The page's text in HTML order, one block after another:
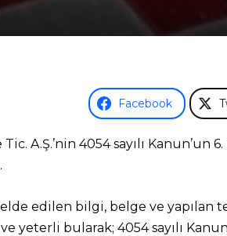
Facebook
Tic. A.Ş.’nin 4054 sayılı
edilen bilgi, belge ve yapılan
yeterli bularak; 4054 sayılı